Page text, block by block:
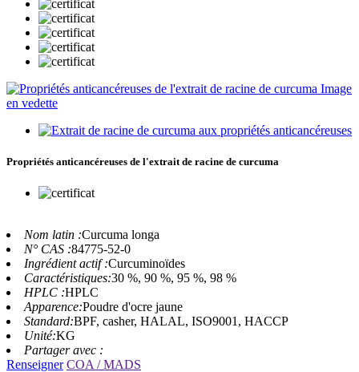
Propriétés anticancéreuses de l'extrait de racine de curcuma
Nom latin :Curcuma longa
N° CAS :84775-52-0
Ingrédient actif :Curcuminoïdes
Caractéristiques:30 %, 90 %, 95 %, 98 %
HPLC :HPLC
Apparence:Poudre d'ocre jaune
Standard:BPF, casher, HALAL, ISO9001, HACCP
Unité:KG
Partager avec :
Renseigner COA / MADS